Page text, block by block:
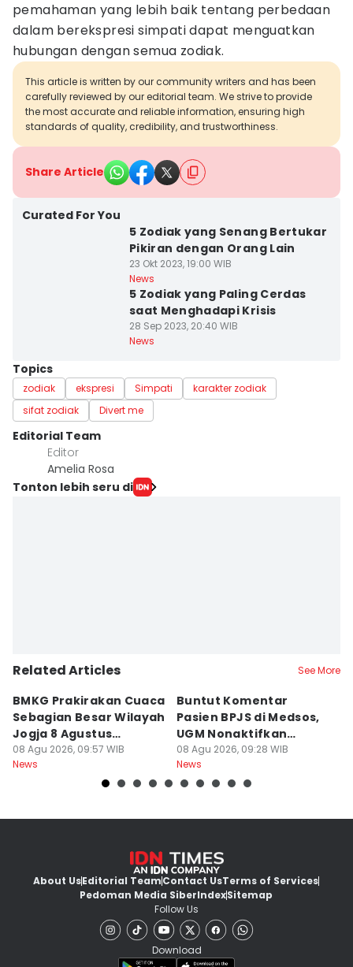
pemahaman yang lebih baik tentang perbedaan
dalam berekspresi simpati dapat menguatkan
hubungan dengan semua zodiak.
This article is written by our community writers and has been
carefully reviewed by our editorial team. We strive to provide
the most accurate and reliable information, ensuring high
standards of quality, credibility, and trustworthiness.
Share Article
Curated For You
5 Zodiak yang Senang Bertukar
Pikiran dengan Orang Lain
23 Okt 2023, 19:00 WIB
News
5 Zodiak yang Paling Cerdas
saat Menghadapi Krisis
28 Sep 2023, 20:40 WIB
News
Topics
zodiak ekspresi Simpati
karakter zodiak
sifat zodiak
Divert me
Editorial Team
Editor
Amelia Rosa
Tonton lebih seru di
Related Articles See More
BMKG Prakirakan Cuaca
Sebagian Besar Wilayah
Jogja 8 Agustus
Berawan
08 Agu 2026, 09:57 WIB
News
Buntut Komentar
Pasien BPJS di Medsos,
UGM Nonaktifkan
Dokter PPDS
08 Agu 2026, 09:28 WIB
News
About UsEditorial TeamContact UsTerms of Services
Pedoman Media SiberIndexSitemap
Follow Us
Download